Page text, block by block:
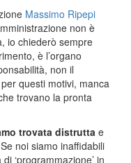
Massimo Ripepi
non è
io chiederò sempre
è l’organo
non il
questi motivi, manca
trovano la pronta
trovata distrutta e
noi siamo inaffidabili
‘programmazione’ in